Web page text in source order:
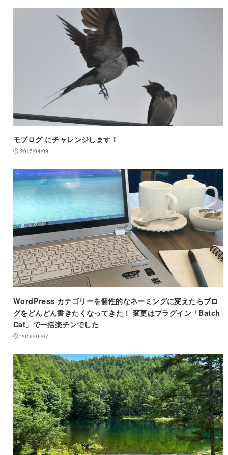
モブログ にチャレンジします！
2015/04/09
WordPress カテゴリーを個性的なネーミングに変えたらブロ
グをどんどん書きたくなってきた！ 変更はプラグイン「Batch
Cat」で一括楽チンでした
2016/06/07